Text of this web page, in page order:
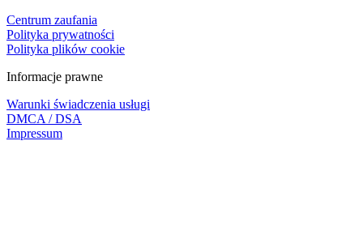
Centrum zaufania
Polityka prywatności
Polityka plików cookie
Informacje prawne
Warunki świadczenia usługi
DMCA / DSA
Impressum